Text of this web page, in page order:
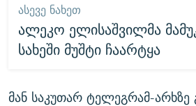
ᲐᲡᲔᲕᲔ ᲜᲐᲮᲔᲗ
ალეკო ელისაშვილმა
სახეში მუშტი ჩაარტყა
მან საკუთარ ტელეგრამ-არხზე